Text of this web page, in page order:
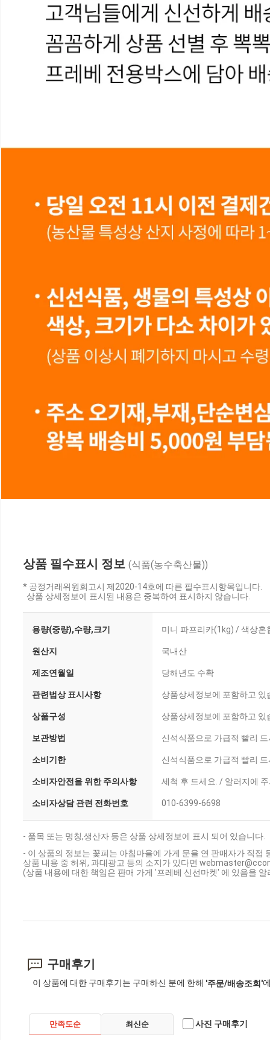
상품 필수표시 정보 (식품(농수축산물))
* 공정거래위원회고시 제2020-14호에 따른 필수표시항목입니다.
상품 상세정보에 표시된 내용은 중복하여 표시하지 않습니다.
용량(중량),수량,크기 미니 파프리카(1kg) / 색상혼
원산지 국내산
제조연월일 당해년도 수확
관련법상 표시사항 상품상세정보에 포함하고 있
상품구성 상품상세정보에 포함하고 있
보관방법 신석식품으로 가급적 빨리
소비기한 신석식품으로 가급적 빨리
소비자안전을 위한 주의사항 세척 후 드세요. / 알러지에
소비자상담 관련 전화번호 010-6399-6698
- 품목 또는 명칭,생산자 등은 상품 상세정보에 표시 되어 있습니다.
- 이 상품의 정보는 꽃피는 아침마을에 가게 문을 연 판매자가 직접
상품 내용 중 허위, 과대광고 등의 소지가 있다면
(상품 내용에 대한 책임은 판매 가게 '프레베 신선마켓' 에 있음을 알
구매후기
이 상품에 대한 구매후기는 구매하신 분에 한해 '주문/배송조회'
만족도순 최신순 사진 구매후기